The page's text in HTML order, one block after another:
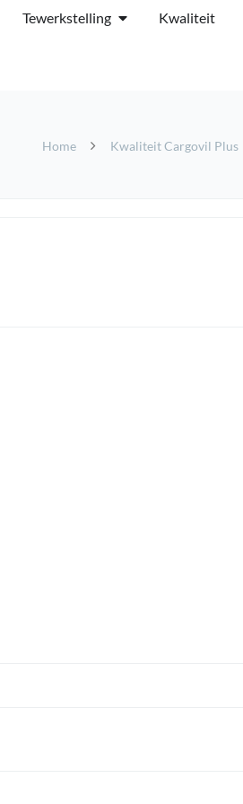
Tewerkstelling Kwaliteit
Home Kwaliteit Cargovil Plus